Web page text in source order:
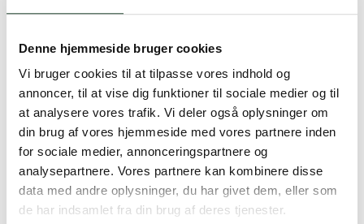
Denne hjemmeside bruger cookies
Vi bruger cookies til at tilpasse vores indhold og
annoncer, til at vise dig funktioner til sociale medier og til
at analysere vores trafik. Vi deler også oplysninger om
din brug af vores hjemmeside med vores partnere inden
for sociale medier, annonceringspartnere og
analysepartnere. Vores partnere kan kombinere disse
data med andre oplysninger, du har givet dem, eller som
de har indsamlet fra din brug af deres tjenester.
Hurtig levering (30 min. i Kbh)
Faste lave priser*
*Gælder ikke ernæringsprodukter.
Stort udvalg af kendte
produkter
Vi tilbyder et stort udvalg af kendte
cremer, vitaminer og andre spændende
produkter – altid til fast lav pris.